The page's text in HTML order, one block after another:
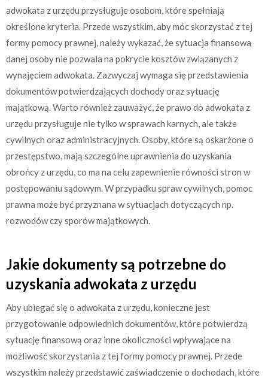
adwokata z urzędu przysługuje osobom, które spełniają
określone kryteria. Przede wszystkim, aby móc skorzystać z tej
formy pomocy prawnej, należy wykazać, że sytuacja finansowa
danej osoby nie pozwala na pokrycie kosztów związanych z
wynajęciem adwokata. Zazwyczaj wymaga się przedstawienia
dokumentów potwierdzających dochody oraz sytuację
majątkową. Warto również zauważyć, że prawo do adwokata z
urzędu przysługuje nie tylko w sprawach karnych, ale także
cywilnych oraz administracyjnych. Osoby, które są oskarżone o
przestępstwo, mają szczególne uprawnienia do uzyskania
obrońcy z urzędu, co ma na celu zapewnienie równości stron w
postępowaniu sądowym. W przypadku spraw cywilnych, pomoc
prawna może być przyznana w sytuacjach dotyczących np.
rozwodów czy sporów majątkowych.
Jakie dokumenty są potrzebne do
uzyskania adwokata z urzędu
Aby ubiegać się o adwokata z urzędu, konieczne jest
przygotowanie odpowiednich dokumentów, które potwierdzą
sytuację finansową oraz inne okoliczności wpływające na
możliwość skorzystania z tej formy pomocy prawnej. Przede
wszystkim należy przedstawić zaświadczenie o dochodach, które